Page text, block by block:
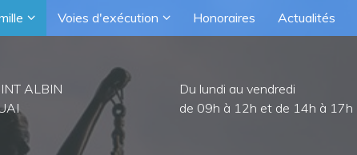
Voies d'exécution Honoraires Actualités
ALBIN
Du lundi au vendredi
de 09h à 12h et de 14h à 17h